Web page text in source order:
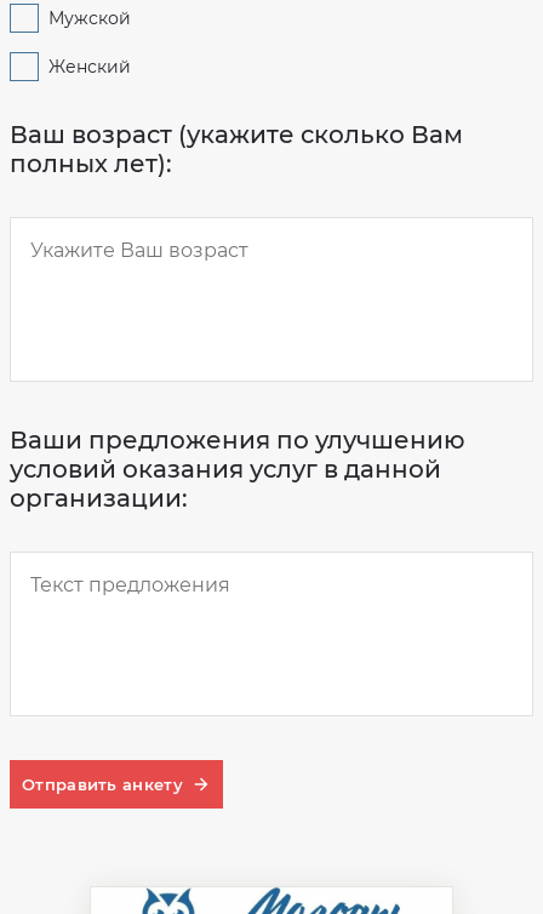
Мужской
Женский
Ваш возраст (укажите сколько Вам
полных лет):
Ваши предложения по улучшению
условий оказания услуг в данной
организации:
Отправить анкету